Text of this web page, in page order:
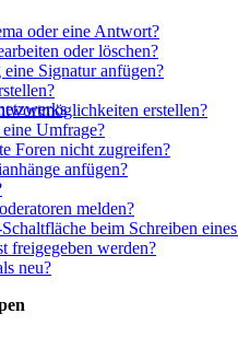
oder eine Antwort?
oder löschen?
Signatur anfügen?
erstellen?
Umfrage?
Foren nicht zugreifen?
anfügen?
melden?
beim Schreiben
freigegeben werden?
neu?